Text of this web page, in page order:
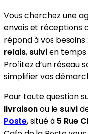
Vous cherchez une
envois et réceptions
répond à vos besoins :
relais, suivien
Profitez d’un réseau
simplifier vos
Pour toute question
livraisonou le suivi
Poste, situé à 5 Rue